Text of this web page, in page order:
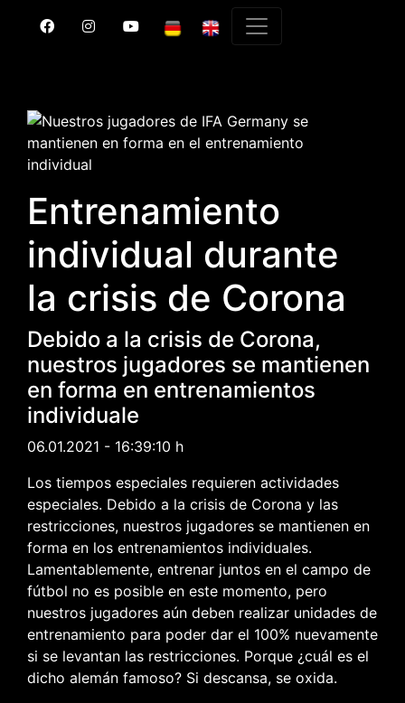
Entrenamiento
individual durante
la crisis de Corona
Debido a la crisis de Corona,
nuestros jugadores se mantienen
en forma en entrenamientos
individuale
06.01.2021 - 16:39:10 h
Los tiempos especiales requieren actividades
especiales. Debido a la crisis de Corona y las
restricciones, nuestros jugadores se mantienen en
forma en los entrenamientos individuales.
Lamentablemente, entrenar juntos en el campo de
fútbol no es posible en este momento, pero
nuestros jugadores aún deben realizar unidades de
entrenamiento para poder dar el 100% nuevamente
si se levantan las restricciones. Porque ¿cuál es el
dicho alemán famoso? Si descansa, se oxida.